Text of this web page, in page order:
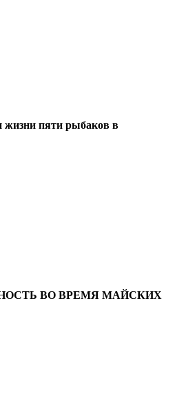
жизни пяти рыбаков в
ВО ВРЕМЯ МАЙСКИХ